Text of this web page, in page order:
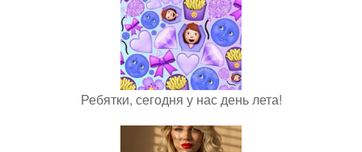
Ребятки, сегодня у нас день лета!